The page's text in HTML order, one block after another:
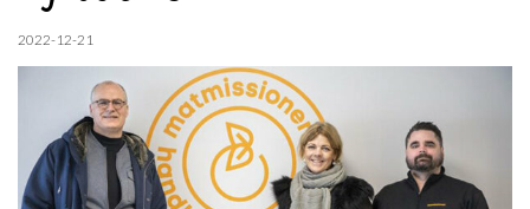
2022-12-21